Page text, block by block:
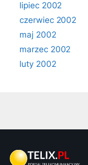
lipiec 2002
czerwiec 2002
maj 2002
marzec 2002
luty 2002